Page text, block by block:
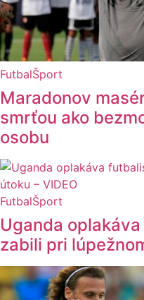
FutbalŠport
Maradonov
smrťou ako
osobu
FutbalŠport
Uganda
zabili pri